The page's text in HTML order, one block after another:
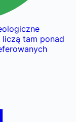
liczą tam ponad